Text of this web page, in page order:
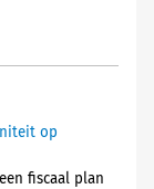
op
fiscaal plan